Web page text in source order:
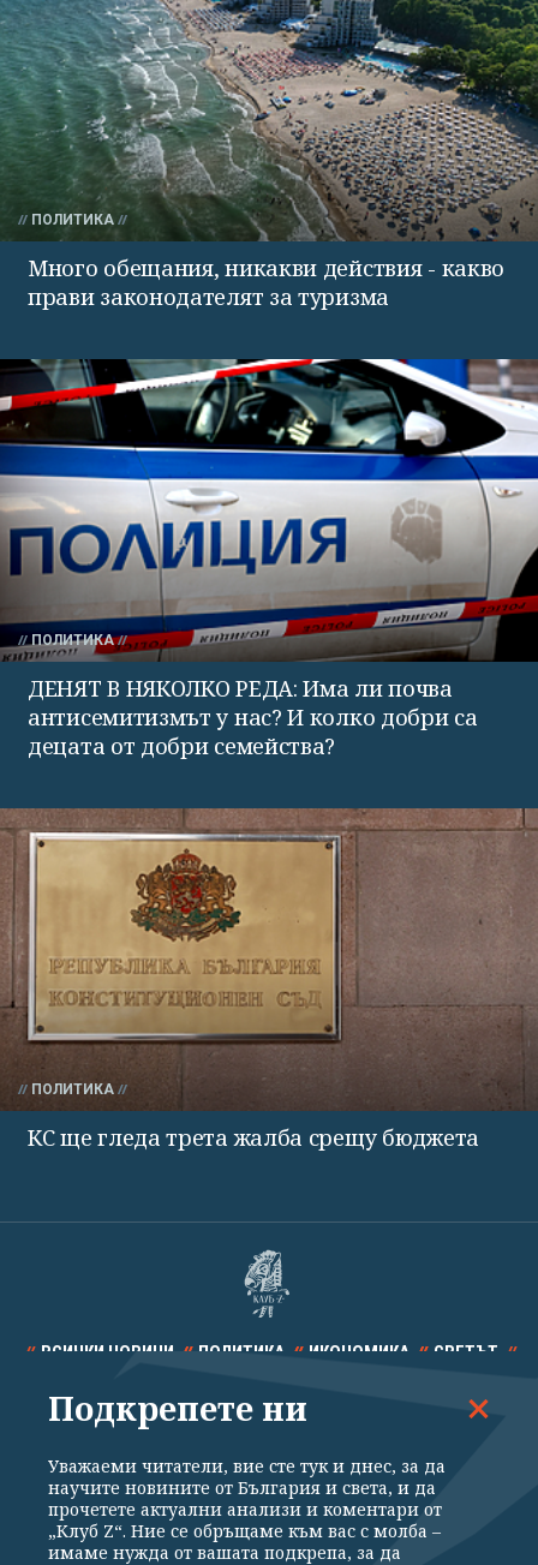
ПОЛИТИКА
Много обещания, никакви действия - какво
прави законодателят за туризма
ПОЛИТИКА
ДЕНЯТ В НЯКОЛКО РЕДА: Има ли почва
антисемитизмът у нас? И колко добри са
децата от добри семейства?
ПОЛИТИКА
КС ще гледа трета жалба срещу бюджета
ВСИЧКИ НОВИНИ ПОЛИТИКА ИКОНОМИКА СВЕТЪТ
СПОРТ КУЛТУРА ТЕХНОЛОГИИ КАЛЕЙДОСКОП
Подкрепете ни
Уважаеми читатели, вие сте тук и днес, за да
научите новините от България и света, и да
прочетете актуални анализи и коментари от
„Клуб Z“. Ние се обръщаме към вас с молба –
имаме нужда от вашата подкрепа, за да